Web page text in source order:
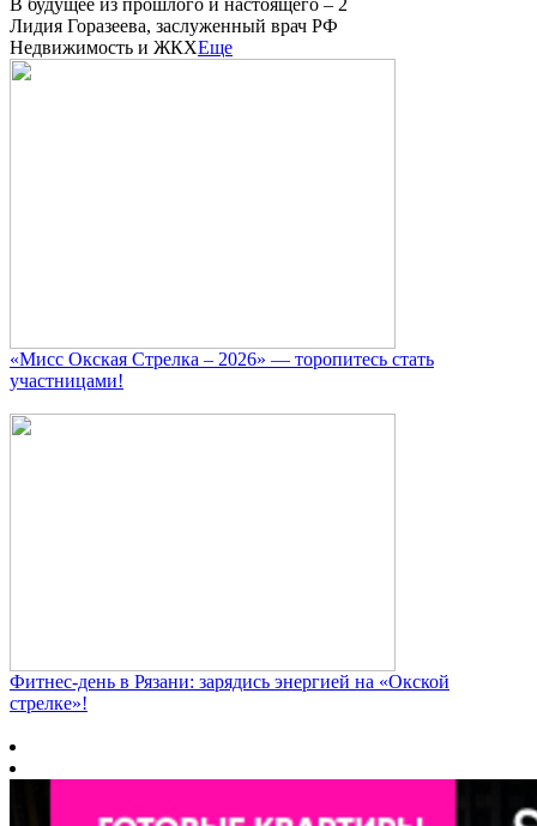
В будущее из прошлого и настоящего – 2
Лидия Горазеева, заслуженный врач РФ
Недвижимость и ЖКХЕще
«Мисс Окская Стрелка – 2026» — торопитесь стать
участницами!
Фитнес‑день в Рязани: зарядись энергией на «Окской
стрелке»!